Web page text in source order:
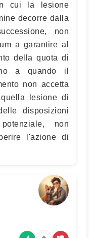
cui la lesione
decorre dalla
non
a garantire al
della quota di
a quando il
non accetta
quella lesione di
disposizioni
non
l'azione di